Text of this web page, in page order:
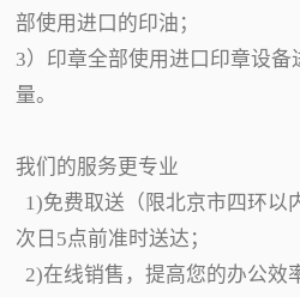
部使用进口的印油；
3）印章全部使用进口印章设
量。
我们的服务更专业
1)免费取送（限北京市四环以
次日5点前准时送达；
2)在线销售，提高您的办公效